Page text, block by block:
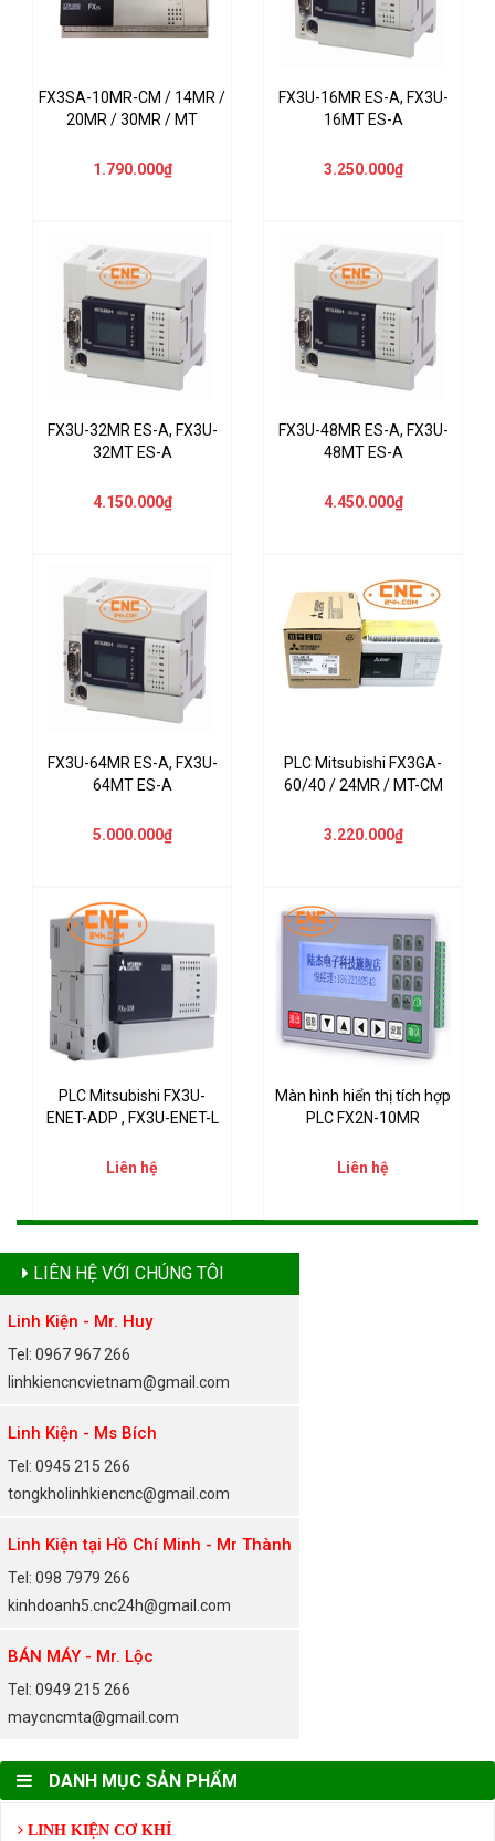
FX3SA-10MR-CM / 14MR /
20MR / 30MR / MT
1.790.000₫
FX3U-16MR ES-A, FX3U-
16MT ES-A
3.250.000₫
FX3U-32MR ES-A, FX3U-
32MT ES-A
4.150.000₫
FX3U-48MR ES-A, FX3U-
48MT ES-A
4.450.000₫
FX3U-64MR ES-A, FX3U-
64MT ES-A
5.000.000₫
PLC Mitsubishi FX3GA-
60/40 / 24MR / MT-CM
3.220.000₫
PLC Mitsubishi FX3U-
ENET-ADP , FX3U-ENET-L
Liên hệ
Màn hình hiển thị tích hợp
PLC FX2N-10MR
Liên hệ
LIÊN HỆ VỚI CHÚNG TÔI
Linh Kiện - Mr. Huy
Tel: 0967 967 266
linhkiencncvietnam@gmail.com
Linh Kiện - Ms Bích
Tel: 0945 215 266
tongkholinhkiencnc@gmail.com
Linh Kiện tại Hồ Chí Minh - Mr Thành
Tel: 098 7979 266
kinhdoanh5.cnc24h@gmail.com
BÁN MÁY - Mr. Lộc
Tel: 0949 215 266
maycncmta@gmail.com
DANH MỤC SẢN PHẨM
LINH KIỆN CƠ KHÍ